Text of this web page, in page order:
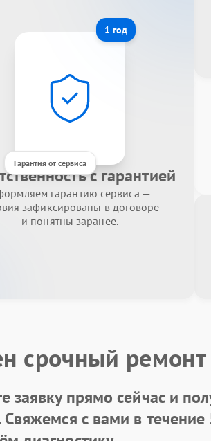
1 год
Гарантия от сервиса
с гарантией
гарантию сервиса —
зафиксированы в договоре
и понятны заранее.
срочный ремонт
заявкупрямо сейчас и
Свяжемся с вами в